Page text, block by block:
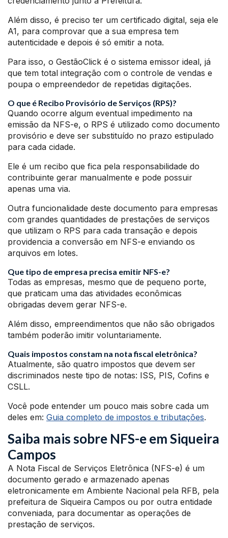
Além disso, é preciso ter um certificado digital, seja ele
A1, para comprovar que a sua empresa tem
autenticidade e depois é só emitir a nota.
Para isso, o GestãoClick é o sistema emissor ideal, já
que tem total integração com o controle de vendas e
poupa o empreendedor de repetidas digitações.
O que é Recibo Provisório de Serviços (RPS)?
Quando ocorre algum eventual impedimento na
emissão da NFS-e, o RPS é utilizado como documento
provisório e deve ser substituído no prazo estipulado
para cada cidade.
Ele é um recibo que fica pela responsabilidade do
contribuinte gerar manualmente e pode possuir
apenas uma via.
Outra funcionalidade deste documento para empresas
com grandes quantidades de prestações de serviços
que utilizam o RPS para cada transação e depois
providencia a conversão em NFS-e enviando os
arquivos em lotes.
Que tipo de empresa precisa emitir NFS-e?
Todas as empresas, mesmo que de pequeno porte,
que praticam uma das atividades econômicas
obrigadas devem gerar NFS-e.
Além disso, empreendimentos que não são obrigados
também poderão imitir voluntariamente.
Quais impostos constam na nota fiscal eletrônica?
Atualmente, são quatro impostos que devem ser
discriminados neste tipo de notas: ISS, PIS, Cofins e
CSLL.
Você pode entender um pouco mais sobre cada um
deles em: Guia completo de impostos e tributações.
Saiba mais sobre NFS-e em Siqueira
Campos
A Nota Fiscal de Serviços Eletrônica (NFS-e) é um
documento gerado e armazenado apenas
eletronicamente em Ambiente Nacional pela RFB, pela
prefeitura de Siqueira Campos ou por outra entidade
conveniada, para documentar as operações de
prestação de serviços.